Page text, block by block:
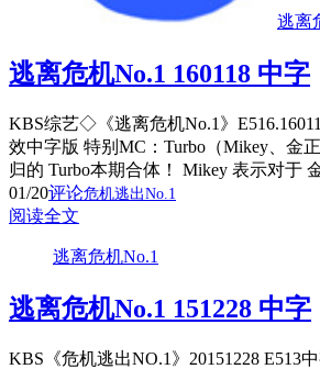
逃离
逃离危机No.1 160118 中字
KBS综艺◇《逃离危机No.1》
效中字版 特别MC：Turbo（Mikey、金
归的 Turbo本期合体！ Mikey 表示对于
01/20评论危机逃出No.1
阅读全文
逃离危机No.1
逃离危机No.1 151228 中字
KBS《危机逃出NO.1》20151228 E513